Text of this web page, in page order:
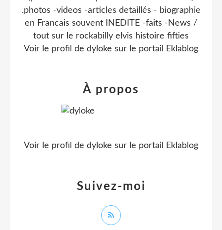
.photos -videos -articles detaillés - biographie
en Francais souvent INEDITE -faits -News /
tout sur le rockabilly elvis histoire fifties
Voir le profil de dyloke sur le portail Eklablog
Suivez-moi
À propos
Voir le profil de dyloke sur le portail Eklablog